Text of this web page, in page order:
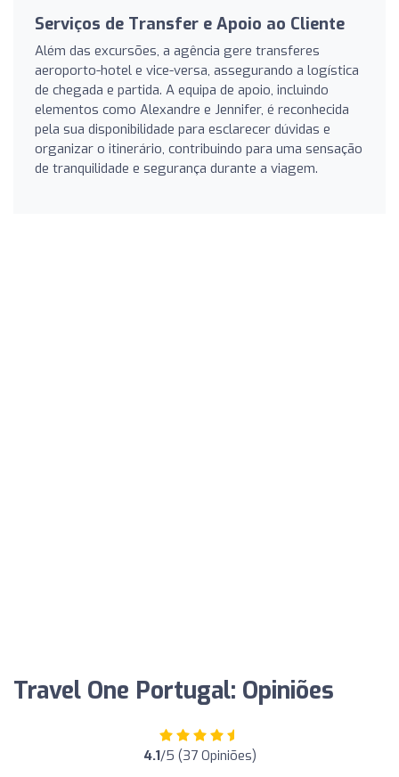
Serviços de Transfer e Apoio ao Cliente
Além das excursões, a agência gere transferes
aeroporto-hotel e vice-versa, assegurando a logística
de chegada e partida. A equipa de apoio, incluindo
elementos como Alexandre e Jennifer, é reconhecida
pela sua disponibilidade para esclarecer dúvidas e
organizar o itinerário, contribuindo para uma sensação
de tranquilidade e segurança durante a viagem.
Travel One Portugal: Opiniões
4.1/5 (37 Opiniões)